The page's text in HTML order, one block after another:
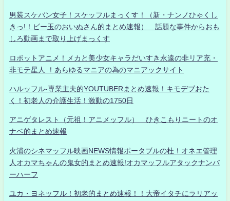
男装スケバン女子！スケッフルまっくす！（新・ナンノひゃくし
きっ!！ビー玉のおいぬさん的まとめ速報） 話題な事件からおも
しろ動画まで取り上げまっくす
ロボットアニメ！メカと美少女キャラだいすき永遠の非リア充・
非モテ星人 ！あらゆるマニアの為のマニアックサイト
ハルッフル-専業主夫的YOUTUBERまとめ速報！キモデブおた
く！初老人の介護生活！激動の1750日
アニゲタレスト（元祖！アニメッフル） ひきこもりニートのオ
ナベ的まとめ速報
火浦のシネマッフル映画NEWS情報ポータブルの杜！オネエ管理
人オカマちゃんの鬼女的まとめ速報!オカマッフルアタックナンバ
ーハーフ
ユカ・ヨネッフル！初老的まとめ速報！！大帝イタチにラリアッ